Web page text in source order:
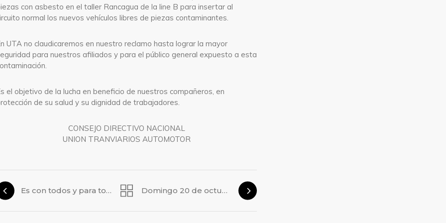
con asbesto en el taller Rancagua de la line B para insertar al
normal los nuevos vehículos libres de piezas contaminantes.
UTA no claudicaremos en nuestro reclamo hasta lograr la mayor
para nuestros afiliados y para el público general expuesto a esta
el objetivo de la lucha en beneficio de nuestros compañeros, en
de su salud y su dignidad de trabajadores.
CONSEJO DIRECTIVO NACIONAL
UNION TRANVIARIOS AUTOMOTOR
Es con todos y para todos Domingo 20 de octubre